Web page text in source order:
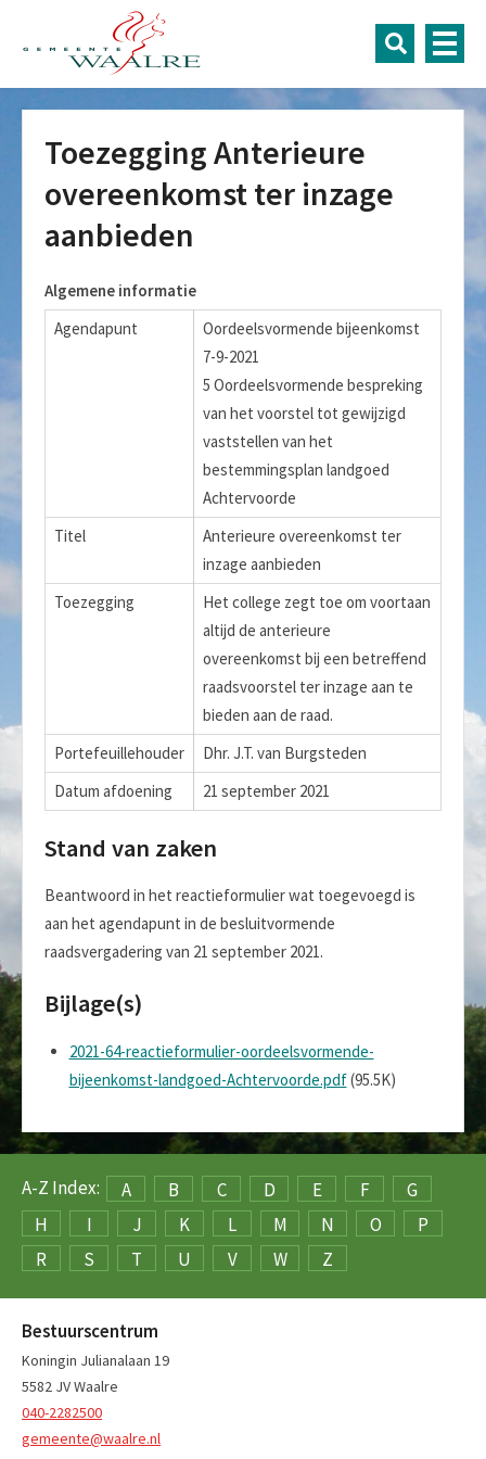
Toezegging Anterieure
overeenkomst ter inzage
aanbieden
Algemene informatie
Agendapunt
Oordeelsvormende bijeenkomst
7-9-2021
5 Oordeelsvormende bespreking
van het voorstel tot gewijzigd
vaststellen van het
bestemmingsplan landgoed
Achtervoorde
Titel
Anterieure overeenkomst ter
inzage aanbieden
Toezegging
Het college zegt toe om voortaan
altijd de anterieure
overeenkomst bij een betreffend
raadsvoorstel ter inzage aan te
bieden aan de raad.
Portefeuillehouder
Dhr. J.T. van Burgsteden
Datum afdoening
21 september 2021
Stand van zaken
Beantwoord in het reactieformulier wat toegevoegd is
aan het agendapunt in de besluitvormende
raadsvergadering van 21 september 2021.
Bijlage(s)
2021-64-reactieformulier-oordeelsvormende-
bijeenkomst-landgoed-Achtervoorde.pdf(95.5K)
A-Z Index: A B C D E F
G
H
I J K L M N O
P
R
S T U V W Z
Bestuurscentrum
Koningin Julianalaan 19
5582 JV Waalre
040-2282500
gemeente@waalre.nl